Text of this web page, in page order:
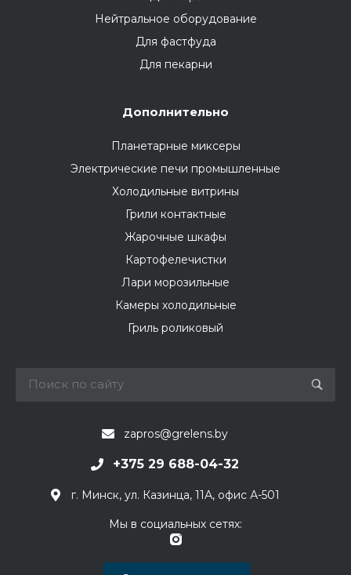
Нейтральное оборудование
Для фастфуда
Для пекарни
Дополнительно
Планетарные миксеры
Электрические печи промышленные
Холодильные витрины
Грили контактные
Жарочные шкафы
Картофелечистки
Лари морозильные
Камеры холодильные
Гриль роликовый
zapros@grelens.by
+375 29 688-04-32
г. Минск, ул. Казинца, 11А, офис А-501
Мы в социальных сетях: